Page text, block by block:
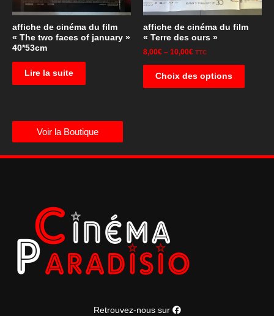
affiche de cinéma du film
« The two faces of january »
40*53cm
Lire la suite
affiche de cinéma du film
« Terre des ours »
8,00€ – 10,00€ TTC
Choix des options
Voir la Boutique
Retrouvez-nous sur